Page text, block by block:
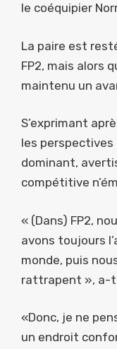
le coéquipier
La paire est
FP2, mais alors
maintenu un
S’exprimant
les perspectives
dominant,
compétitive
« (Dans) FP2,
avons toujours
monde, puis
rattrapent », a-
«Donc, je ne
un endroit